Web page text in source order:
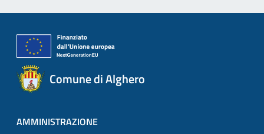
Comune di Alghero
AMMINISTRAZIONE